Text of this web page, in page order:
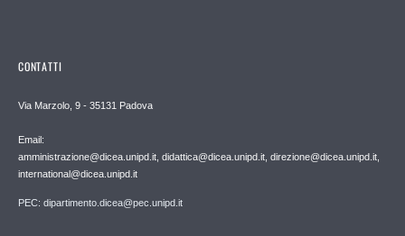
CONTATTI
Via Marzolo, 9 - 35131 Padova
Email:
amministrazione@dicea.unipd.it, didattica@dicea.unipd.it, direzione@dicea.unipd.it,
international@dicea.unipd.it
PEC: dipartimento.dicea@pec.unipd.it